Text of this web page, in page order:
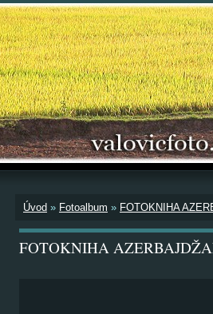
Úvod » Fotoalbum » FOTOKNIHA
FOTOKNIHA